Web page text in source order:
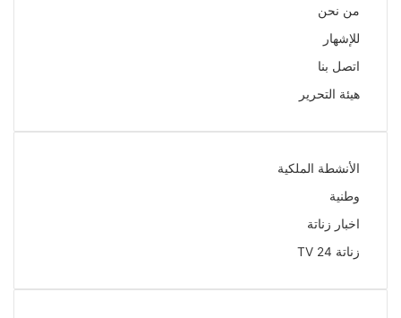
من نحن
للإشهار
اتصل بنا
هيئة التحرير
الأنشطة الملكية
وطنية
اخبار زناتة
زناتة 24 TV